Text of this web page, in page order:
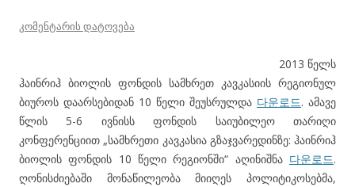
კომენტარის დატოვება
2013 წელს
ჰაინრიჰ ბიოლის ფონდის სამხრეთ კავკასიის რეგიონულ
ბიუროს დაარსებიდან 10 წელი შეუსრულდა 다운로드. ამავე
წლის 5-6 ივნისს ფონდის საიუბილეო თარიღი
კონფერენციით „სამხრეთი კავკასია გზაჯვარედინზე: ჰაინრიჰ
ბიოლის ფონდის 10 წელი რეგიონში“ აღინიშნა 다운로드.
ღონისძიებაში მონაწილეობა მიიღეს პოლიტიკოსებმა,